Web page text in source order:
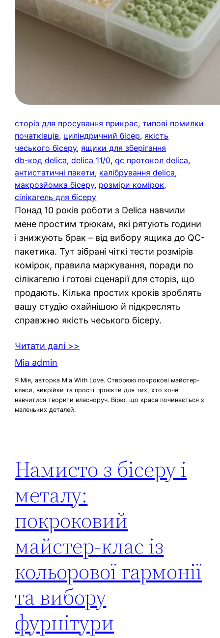
сторіз для просування прикрас, типові помилки
початківців, циліндричний бісер, якість
чеського бісеру, ящики для зберігання
db-код delica, delica 11/0, qc протокол delica
антистатичні пакети, калібрування delica
макрозйомка бісеру, розміри комірок
сілікагель для бісеру
Понад 10 років роботи з Delica навчили
мене простим трюкам, які рятують години
і знижують брак – від вибору ящика до QC-
пакетика. Тут зібрані чіткі тести розмірів
комірок, правила маркування, поради по
сілікагелю і готові сценарії для сторіз, що
продають. Кілька простих кроків зроблять
вашу студію охайнішою й підкреслять
справжню якість чеського бісеру.
Читати далі >>
Mia admin
Я Мія, авторка Mia With Love. Створюю покрокові майстер-
класи, викрійки та прості проєкти для тих, хто хоче
навчитися творити власноруч. Вірю, що краса починається з
маленьких деталей.
Намисто з бісеру і
металу:
покроковий
майстер-клас із
кольорової гармонії
та вибору
фурнітури